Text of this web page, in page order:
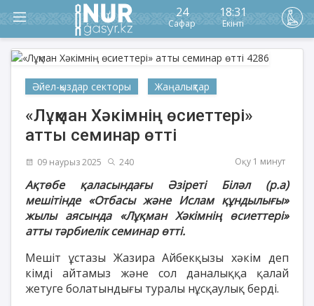
24
Сафар
18:31
Екінті
Әйел-қыздар секторы Жаңалықтар
«Лұқман Хәкімнің өсиеттері»
атты семинар өтті
09 наурыз 2025 240 Оқу 1 минут
Ақтөбе қаласындағы Әзіреті Біләл (р.а)
мешітінде «Отбасы және Ислам құндылығы»
жылы аясында «Лұқман Хәкімнің өсиеттері»
атты тәрбиелік семинар өтті.
Мешіт ұстазы Жазира Айбекқызы хәкім деп
кімді айтамыз және сол даналыққа қалай
жетуге болатындығы туралы нұсқаулық берді.